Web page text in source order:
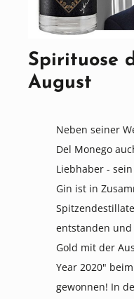
Spirituose
August
Neben seiner
Del Monego
Liebhaber -
Gin ist in
entstanden
Gold mit der
Year 2020"
gewonnen! In